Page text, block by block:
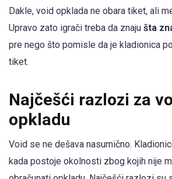
Dakle, void opklada ne obara tiket, ali
Upravo zato igrači treba da znaju šta
pre nego što pomisle da je kladionica
tiket.
Najčešći razlozi za
opkladu
Void se ne dešava nasumično.
kada postoje okolnosti zbog kojih nije